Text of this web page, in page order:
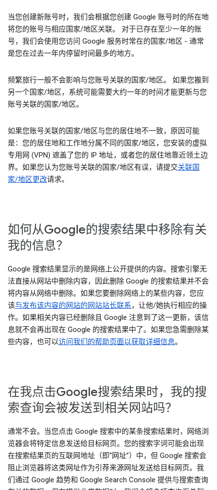
当您创建新账号时，我们会根据您创建 Google 账号时的所在地
将您的账号与相应国家/地区关联。 对于已存在至少一年的账
号，我们会使用您访问 Google 服务时常在的国家/地区 - 通常
是您在过去一年内停留时间最多的地方。
频繁旅行一般不会影响与您账号关联的国家/地区。 如果您搬到
另一个国家/地区，系统可能需要大约一年的时间才能更新与您
账号关联的国家/地区。
如果您账号关联的国家/地区与您的居住地不一致，原因可能
是：您的居住地和工作地分属不同的国家/地区，您安装的虚拟
专用网 (VPN) 遮盖了您的 IP 地址，或者您的居住地靠近领土边
界。如果您认为您账号关联的国家/地区有误，请提交关联国
家/地区更改请求。
如何从Google的搜索结果中移除有关
我的信息？
Google 搜索结果显示的是网络上公开提供的内容。搜索引擎无
法直接从网站中删除内容，因此删除 Google 的搜索结果并不会
将内容从网络中删除。如果您要删除网络上的某些内容，您应
该与发布该内容的网站的网站站长联系，让他/她执行相应的操
作。如果相关内容已经删除且 Google 注意到了这一更新，该信
息就不会再出现在 Google 的搜索结果中了。如果您急需删除某
些内容，也可以访问我们的帮助页面以获取详细信息。
在我点击Google搜索结果时，我的搜
索查询会被发送到相关网站吗？
通常不会。当您点击 Google 搜索中的某条搜索结果时，网络浏
览器会将特定信息发送给目标网页。您的搜索字词可能会出现
在搜索结果页的互联网地址（即“网址”）中，但 Google 搜索会
阻止浏览器将这类网址作为引荐来源网址发送给目标网页。我
们通过 Google 趋势和 Google Search Console 提供与搜索查询